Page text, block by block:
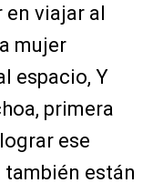
en viajar al
mujer
espacio, Y
primera
ese
están